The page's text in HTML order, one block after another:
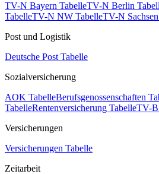
TV-N Bayern TabelleTV-N Berlin
TabelleTV-N NW TabelleTV-N
Post und Logistik
Deutsche Post Tabelle
Sozialversicherung
AOK TabelleBerufsgenossenschaften
TabelleRentenversicherung TabelleTV-
Versicherungen
Versicherungen Tabelle
Zeitarbeit